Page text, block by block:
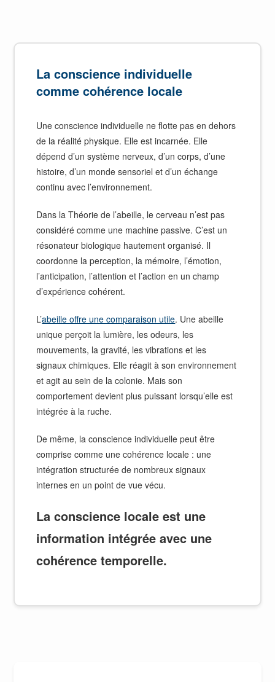
La conscience individuelle
comme cohérence locale
Une conscience individuelle ne flotte pas en dehors
de la réalité physique. Elle est incarnée. Elle
dépend d’un système nerveux, d’un corps, d’une
histoire, d’un monde sensoriel et d’un échange
continu avec l’environnement.
Dans la Théorie de l’abeille, le cerveau n’est pas
considéré comme une machine passive. C’est un
résonateur biologique hautement organisé. Il
coordonne la perception, la mémoire, l’émotion,
l’anticipation, l’attention et l’action en un champ
d’expérience cohérent.
L’abeille offre une comparaison utile. Une abeille
unique perçoit la lumière, les odeurs, les
mouvements, la gravité, les vibrations et les
signaux chimiques. Elle réagit à son environnement
et agit au sein de la colonie. Mais son
comportement devient plus puissant lorsqu’elle est
intégrée à la ruche.
De même, la conscience individuelle peut être
comprise comme une cohérence locale : une
intégration structurée de nombreux signaux
internes en un point de vue vécu.
La conscience locale est une
information intégrée avec une
cohérence temporelle.